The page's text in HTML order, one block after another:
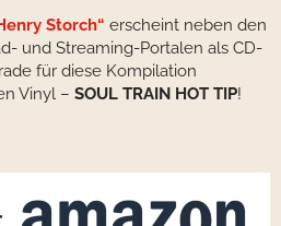
Storch“ erscheint neben den
und Streaming-Portalen als CD-
für diese Kompilation
Vinyl – SOUL TRAIN HOT TIP!